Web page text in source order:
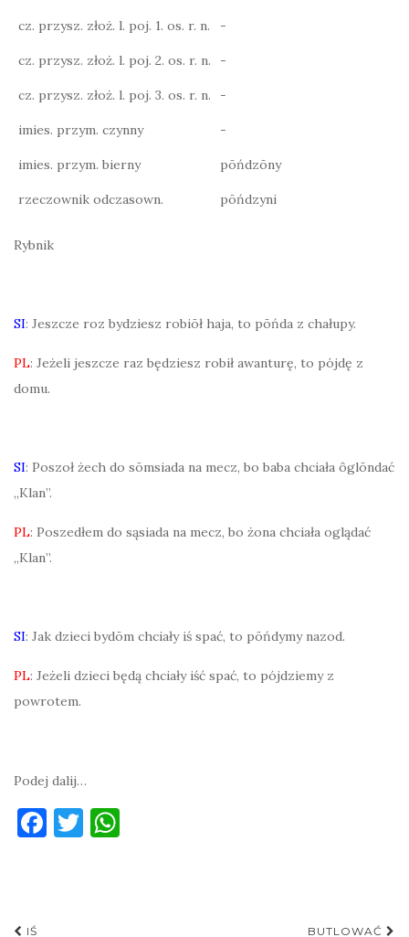
cz. przysz. złoż. l. poj. 1. os. r. n. -
cz. przysz. złoż. l. poj. 2. os. r. n. -
cz. przysz. złoż. l. poj. 3. os. r. n. -
imies. przym. czynny -
imies. przym. bierny pōńdzōny
rzeczownik odczasown. pōńdzyni
Rybnik
SI: Jeszcze roz bydziesz robiōł haja, to pōńda z chałupy.
PL: Jeżeli jeszcze raz będziesz robił awanturę, to pójdę z
domu.
SI: Poszoł żech do sōmsiada na mecz, bo baba chciała ôglōndać
„Klan”.
PL: Poszedłem do sąsiada na mecz, bo żona chciała oglądać
„Klan”.
SI: Jak dzieci bydōm chciały iś spać, to pōńdymy nazod.
PL: Jeżeli dzieci będą chciały iść spać, to pójdziemy z
powrotem.
Podej dalij…
F T
IŚ BUTLOWAĆ